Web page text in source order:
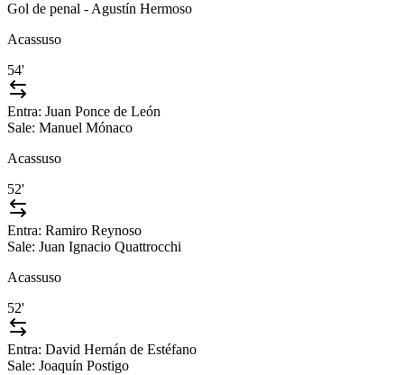
Gol de penal - Agustín Hermoso
Acassuso
54'
Entra: Juan Ponce de León
Sale: Manuel Mónaco
Acassuso
52'
Entra: Ramiro Reynoso
Sale: Juan Ignacio Quattrocchi
Acassuso
52'
Entra: David Hernán de Estéfano
Sale: Joaquín Postigo